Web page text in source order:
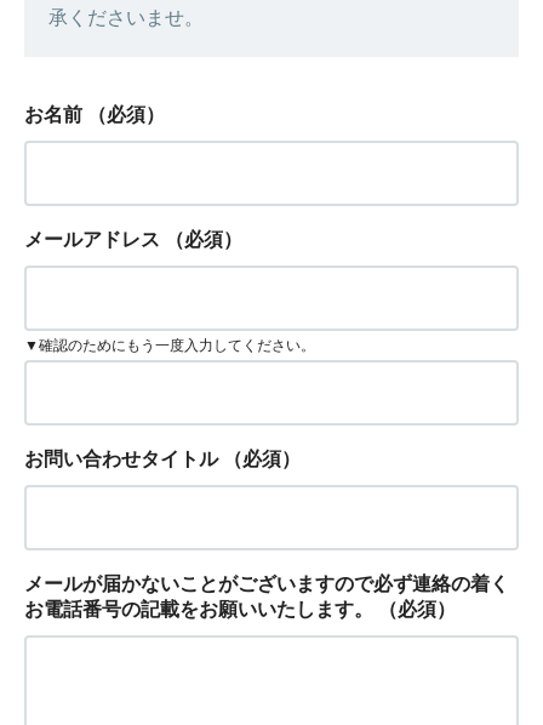
承くださいませ。
お名前 （必須）
メールアドレス （必須）
▼確認のためにもう一度入力してください。
お問い合わせタイトル （必須）
メールが届かないことがございますので必ず連絡の着く
お電話番号の記載をお願いいたします。
（必須）